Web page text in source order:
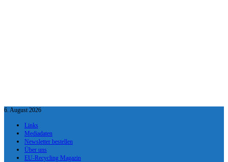
6. August 2026
Links
Mediadaten
Newsletter bestellen
Über uns
EU-Recycling Magazin